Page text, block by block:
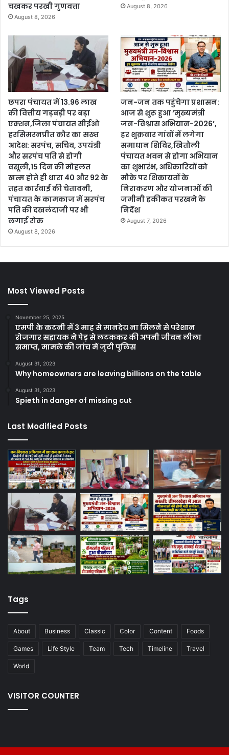
चखकर परखी गुणवत्ता
August 8, 2026
August 8, 2026
छपरा पंचायत में 13.96 लाख
की वित्तीय गड़बड़ी पर बड़ा
एक्शन,जिला पंचायत सीईओ
हरसिमरनप्रीत कौर का सख्त
आदेश: सरपंच, सचिव, उपयंत्री
और सरपंच पति से होगी
वसूली,15 दिन की मोहलत
खत्म होते ही धारा 40 और 92 के
तहत कार्रवाई की चेतावनी,
पंचायत के कामकाज में सरपंच
पति की दखलंदाजी पर भी
लगाई रोक
August 8, 2026
जन-जन तक पहुंचेगा प्रशासन:
आज से शुरू हुआ ‘मुख्यमंत्री
जन-विश्वास अभियान-2026’,
हर शुक्रवार गांवों में लगेगा
समाधान शिविर,खितौली
पंचायत भवन से होगा अभियान
का शुभारंभ, अधिकारियों को
मौके पर शिकायतों के
निराकरण और योजनाओं की
जमीनी हकीकत परखने के
निर्देश
August 7, 2026
Most Viewed Posts
November 25, 2025
एमपी के कटनी में 3 माह से मानदेय ना मिलने से परेशान
रोजगार सहायक ने पेड़ से लटककर की अपनी जीवन लीला
समाप्त, मामले की जांच में जुटी पुलिस
August 31, 2023
Why homeowners are leaving billions on the table
August 31, 2023
Spieth in danger of missing cut
Last Modified Posts
Tags
About Business Classic Color Content Foods
Games Life Style Team Tech Timeline Travel
World
VISITOR COUNTER